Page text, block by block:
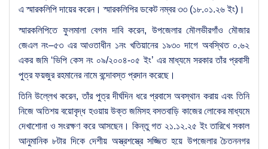
এ স্মারকলিপি দায়ের করেন। স্মারকলিপির ডকেট নম্বর ৩৩ (১৮.০১.২৬ ইং)।
স্মারকলিপিতে ফুলমালা বেগম দাবি করেন, উপজেলার মৌলভীরগাঁও মৌজার
জেএল নং–৫৩ এর আওতাধীন ১নং খতিয়ানের ১৯৩০ দাগে অবস্থিত ০.৬২
একর জমি ‘ভিপি কেস নং ০৯/২০০৪-০৫ ইং’ এর মাধ্যমে সরকার তাঁর প্রবাসী
পুত্র ফয়জুর রহমানের নামে বন্দোবস্ত প্রদান করেছে।
তিনি উল্লেখ করেন, তাঁর পুত্র দীর্ঘদিন ধরে প্রবাসে অবস্থান করায় এবং তিনি
নিজে অতিশয় বয়োবৃদ্ধ হওয়ায় উক্ত জমিসহ বসতবাড়ি কাজের লোকের মাধ্যমে
দেখাশোনা ও সংরক্ষণ করে আসছেন। কিন্তু গত ২১.১২.২৫ ইং তারিখে সকাল
আনুমানিক ৮টার দিকে দেশীয় অস্ত্রশস্ত্রে সজ্জিত হয়ে উপজেলার চৈতননগর